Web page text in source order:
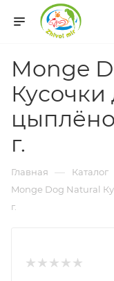
Monge
Кусочки
г.
Главная — Каталог
Monge Dog Natural
г.